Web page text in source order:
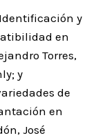
y
en
Torres,
y
de
en
José